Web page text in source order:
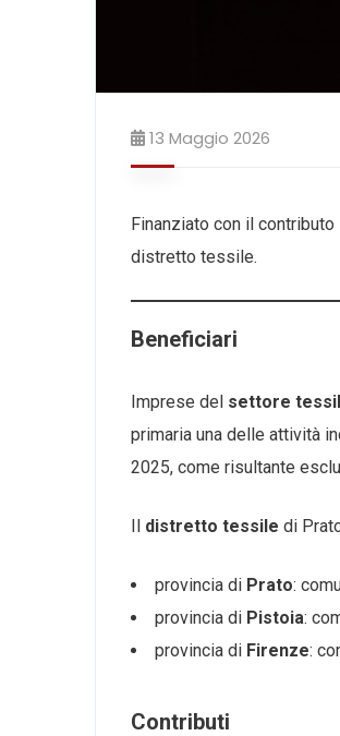
13 Maggio 2026
Finanziato con il
distretto tessile.
Beneficiari
Imprese del settore
primaria una delle attività
2025, come risultante
Il distretto tessile di
provincia di Prato:
provincia di Pistoia:
provincia di Firenze:
Contributi